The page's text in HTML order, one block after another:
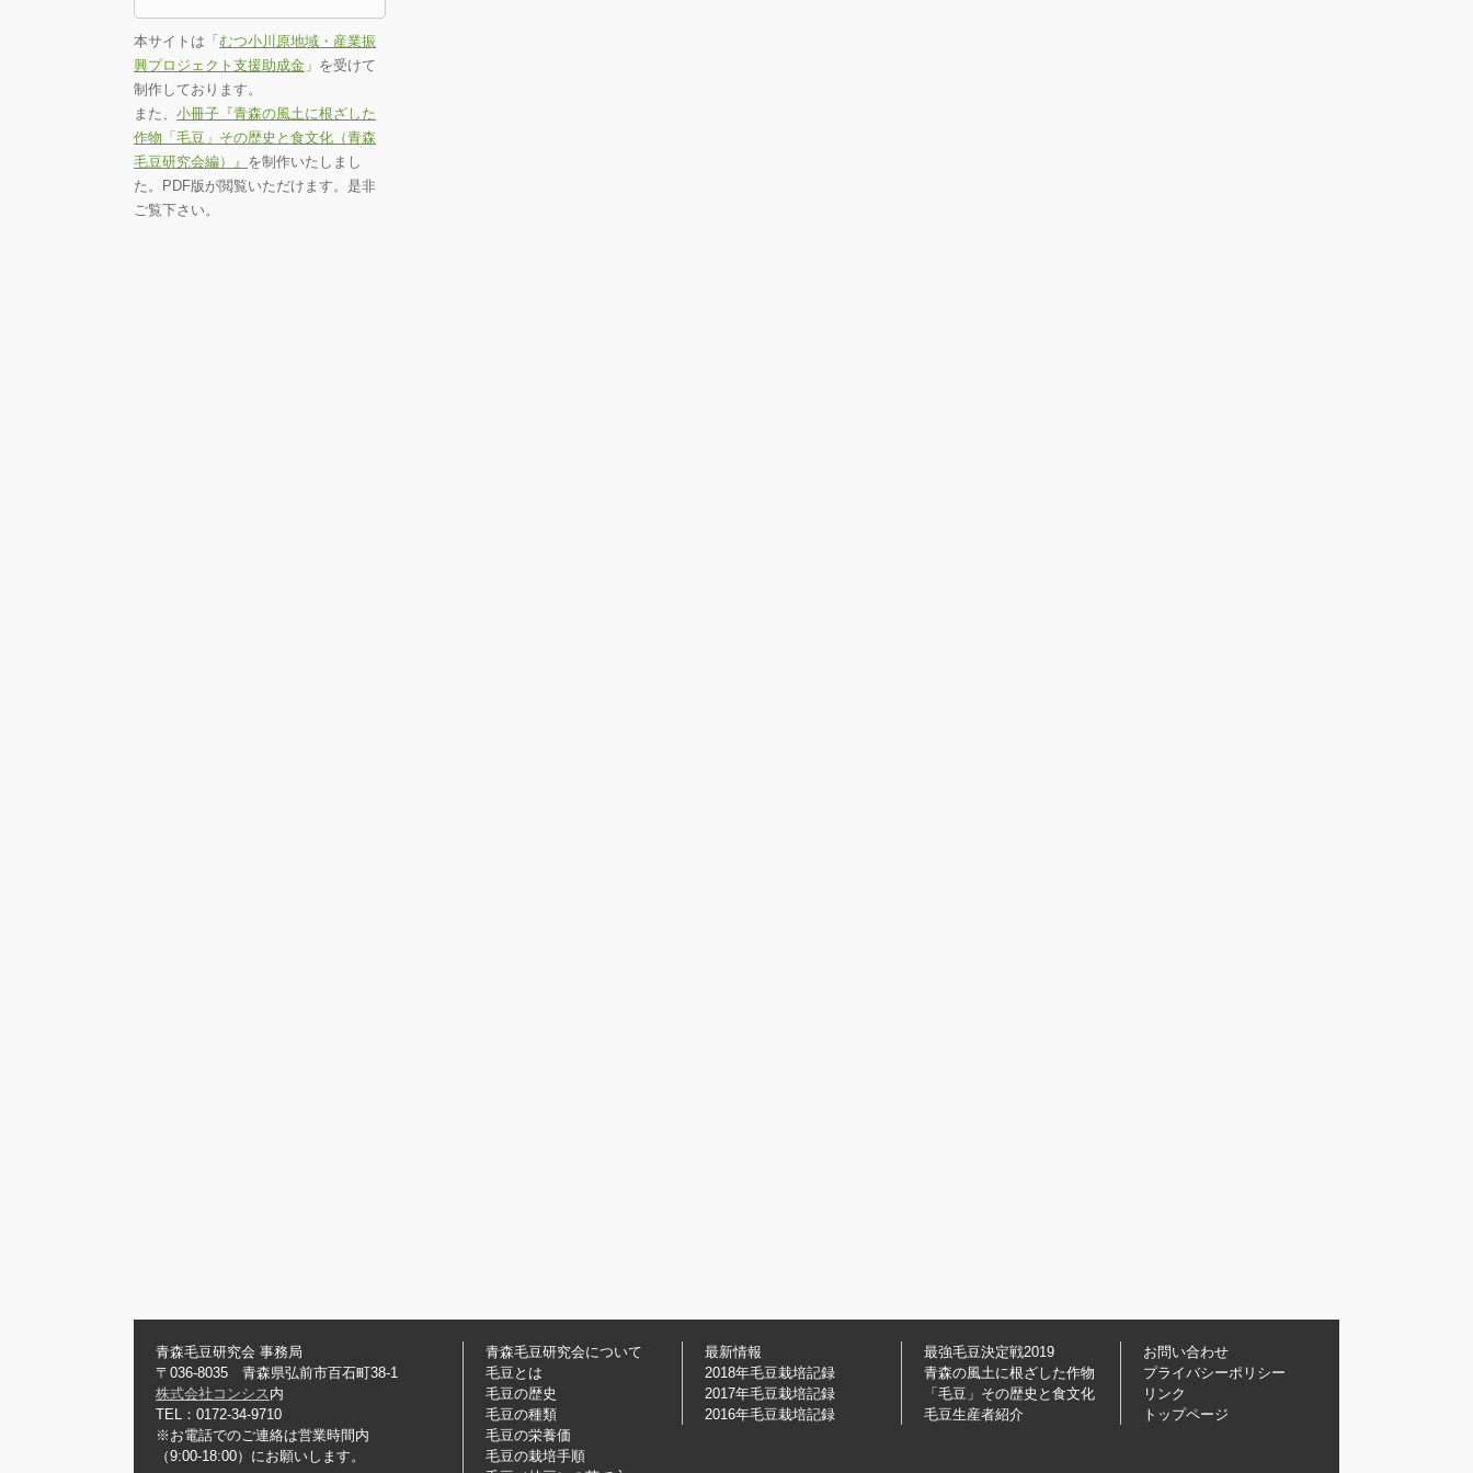
本サイトは「 むつ小川原地域・産業振
興プロジェクト支援助成金 」を受けて
制作しております。
また、 小冊子『青森の風土に根ざした
作物「毛豆」その歴史と食文化（青森
毛豆研究会編）』 を制作いたしまし
た。PDF版が閲覧いただけます。是非
ご覧下さい。
青森毛豆研究会 事務局
〒036-8035 青森県弘前市百石町38-1
株式会社コンシス 内
TEL：0172-34-9710
※お電話でのご連絡は営業時間内
（9:00-18:00）にお願いします。
お問い合わせ
プライバシーポリシー
リンク
トップページ
最強毛豆決定戦2019
青森の風土に根ざした作物
「毛豆」その歴史と食文化
毛豆生産者紹介
最新情報
2018年毛豆栽培記録
2017年毛豆栽培記録
2016年毛豆栽培記録
青森毛豆研究会について
毛豆とは
毛豆の歴史
毛豆の種類
毛豆の栄養価
毛豆の栽培手順